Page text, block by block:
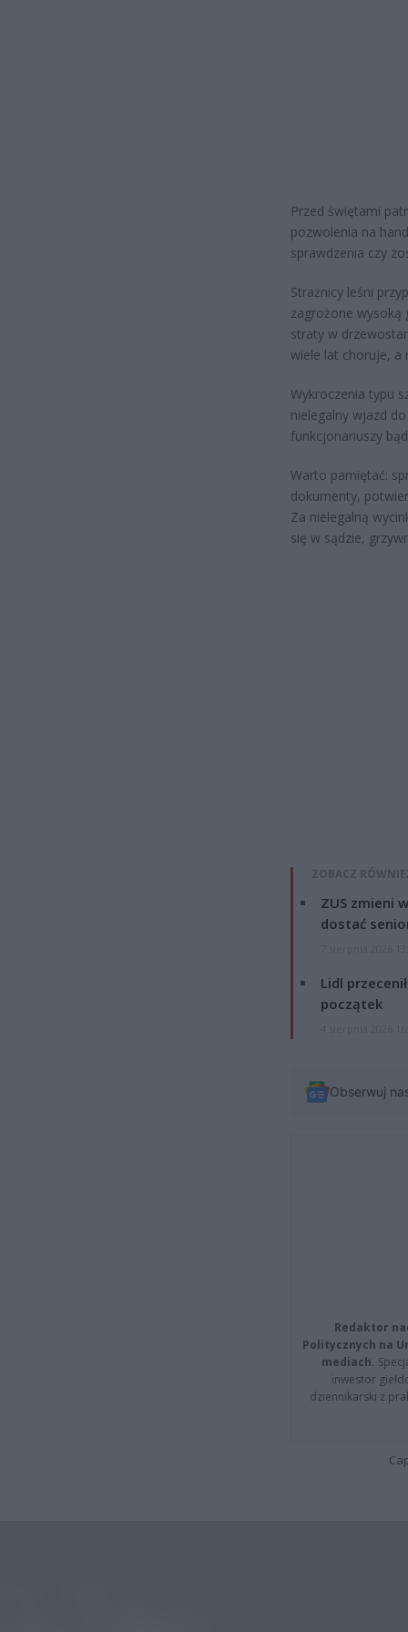
Przed świętami
pozwolenia na
sprawdzenia czy
Strażnicy leśni
zagrożone wysoką
straty w
wiele lat choruje, a
Wykroczenia typu
nielegalny wjazd
funkcjonariuszy
Warto pamiętać:
dokumenty,
Za nielegalną
się w sądzie,
ZOBACZ
ZUS zmieni
dostać
Lidl
początek
Obserwuj
Redaktor
Politycznych na
mediach.
inwestor
dziennikarski z